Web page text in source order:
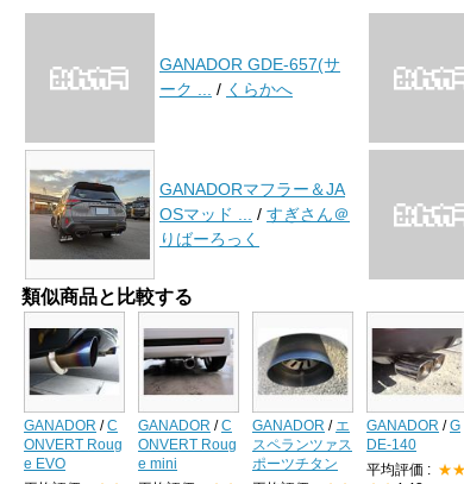
GANADOR GDE-657(サ
ーク ...
/ くらかへ
GANADORマフラー＆JA
OSマッド ...
/ すぎさん＠
りばーろっく
類似商品と比較する
GANADOR /C
ONVERT Roug
e EVO
GANADOR /C
ONVERT Roug
e mini
GANADOR / エ
スペランツァス
ポーツチタン
GANADOR /G
DE-140
平均評価 : ★★